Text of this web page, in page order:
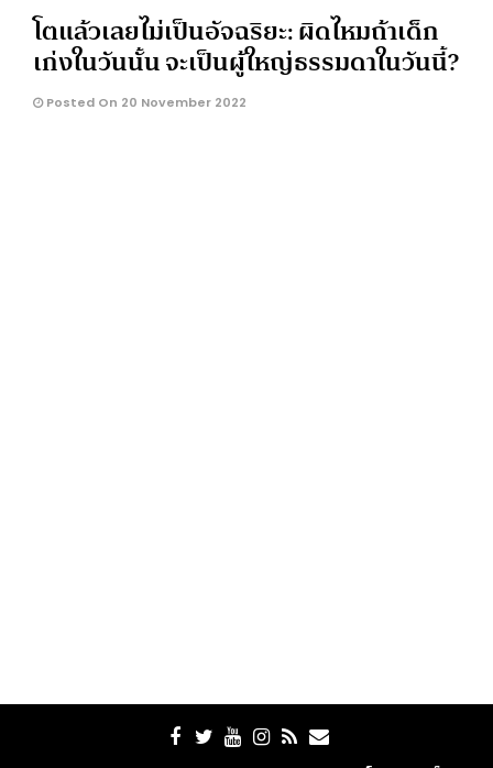
โตแล้วเลยไม่เป็นอัจฉริยะ: ผิดไหมถ้าเด็ก
เก่งในวันนั้น จะเป็นผู้ใหญ่ธรรมดาในวันนี้?
Posted On 20 November 2022